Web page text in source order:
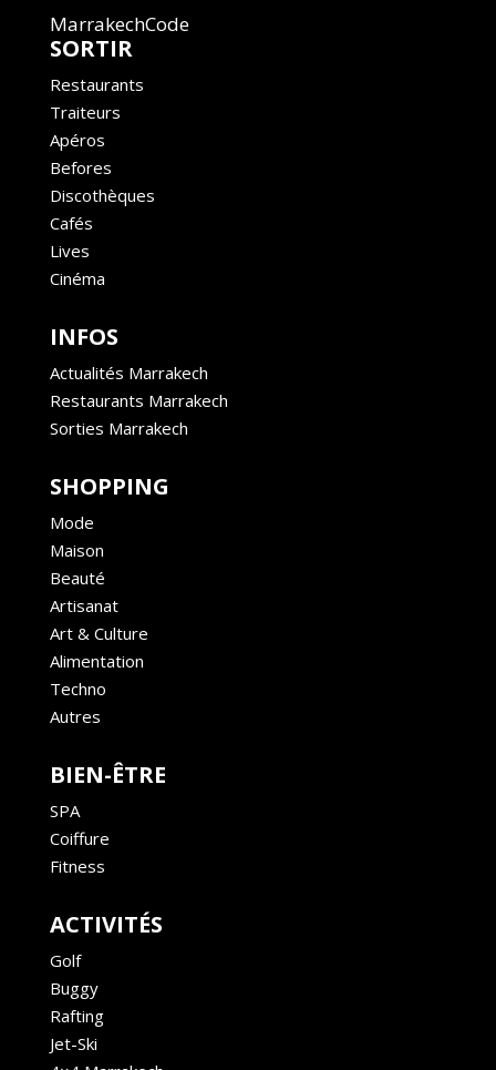
MarrakechCode
SORTIR
Restaurants
Traiteurs
Apéros
Befores
Discothèques
Cafés
Lives
Cinéma
INFOS
Actualités Marrakech
Restaurants Marrakech
Sorties Marrakech
SHOPPING
Mode
Maison
Beauté
Artisanat
Art & Culture
Alimentation
Techno
Autres
BIEN-ÊTRE
SPA
Coiffure
Fitness
ACTIVITÉS
Golf
Buggy
Rafting
Jet-Ski